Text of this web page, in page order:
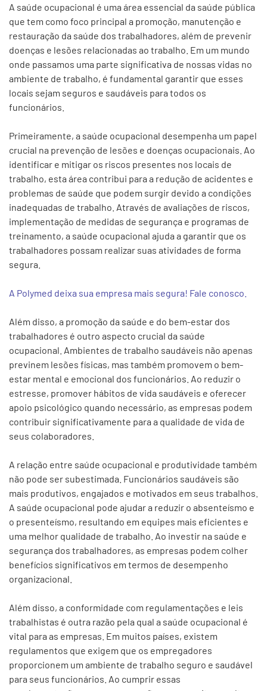
A saúde ocupacional é uma área essencial da saúde pública
que tem como foco principal a promoção, manutenção e
restauração da saúde dos trabalhadores, além de prevenir
doenças e lesões relacionadas ao trabalho. Em um mundo
onde passamos uma parte significativa de nossas vidas no
ambiente de trabalho, é fundamental garantir que esses
locais sejam seguros e saudáveis para todos os
funcionários.
Primeiramente, a saúde ocupacional desempenha um papel
crucial na prevenção de lesões e doenças ocupacionais. Ao
identificar e mitigar os riscos presentes nos locais de
trabalho, esta área contribui para a redução de acidentes e
problemas de saúde que podem surgir devido a condições
inadequadas de trabalho. Através de avaliações de riscos,
implementação de medidas de segurança e programas de
treinamento, a saúde ocupacional ajuda a garantir que os
trabalhadores possam realizar suas atividades de forma
segura.
A Polymed deixa sua empresa mais segura! Fale conosco.
Além disso, a promoção da saúde e do bem-estar dos
trabalhadores é outro aspecto crucial da saúde
ocupacional. Ambientes de trabalho saudáveis não apenas
previnem lesões físicas, mas também promovem o bem-
estar mental e emocional dos funcionários. Ao reduzir o
estresse, promover hábitos de vida saudáveis e oferecer
apoio psicológico quando necessário, as empresas podem
contribuir significativamente para a qualidade de vida de
seus colaboradores.
A relação entre saúde ocupacional e produtividade também
não pode ser subestimada. Funcionários saudáveis são
mais produtivos, engajados e motivados em seus trabalhos.
A saúde ocupacional pode ajudar a reduzir o absenteísmo e
o presenteísmo, resultando em equipes mais eficientes e
uma melhor qualidade de trabalho. Ao investir na saúde e
segurança dos trabalhadores, as empresas podem colher
benefícios significativos em termos de desempenho
organizacional.
Além disso, a conformidade com regulamentações e leis
trabalhistas é outra razão pela qual a saúde ocupacional é
vital para as empresas. Em muitos países, existem
regulamentos que exigem que os empregadores
proporcionem um ambiente de trabalho seguro e saudável
para seus funcionários. Ao cumprir essas